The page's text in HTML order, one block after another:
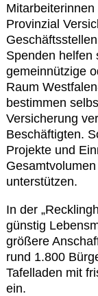
Provinzial
Spenden helfen
gemeinnützige
Raum
bestimmen
Versicherung
Beschäftigten.
Projekte und
unterstützen.
In der
günstig
größere
rund 1.800
Tafelladen mit
ein.